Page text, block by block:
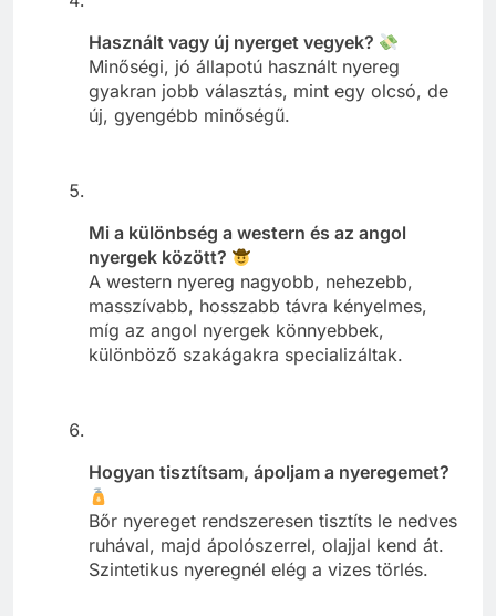
Használt vagy új nyerget vegyek?
Minőségi, jó állapotú használt nyereg
gyakran jobb választás, mint egy olcsó, de
új, gyengébb minőségű.
Mi a különbség a western és az angol
nyergek között?
A western nyereg nagyobb, nehezebb,
masszívabb, hosszabb távra kényelmes,
míg az angol nyergek könnyebbek,
különböző szakágakra specializáltak.
Hogyan tisztítsam, ápoljam a nyeregemet?
Bőr nyereget rendszeresen tisztíts le nedves
ruhával, majd ápolószerrel, olajjal kend át.
Szintetikus nyeregnél elég a vizes törlés.